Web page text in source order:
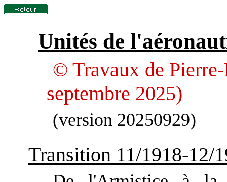
Unités de
© Travaux de
septembre 2025)
(version 20250929)
Transition 11/1918-12/